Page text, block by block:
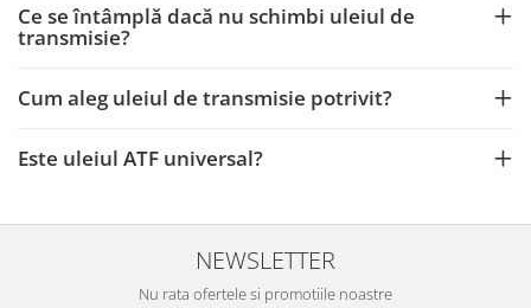
Ce se întâmplă dacă nu schimbi uleiul de
transmisie?
Cum aleg uleiul de transmisie potrivit?
Este uleiul ATF universal?
NEWSLETTER
Nu rata ofertele si promotiile noastre